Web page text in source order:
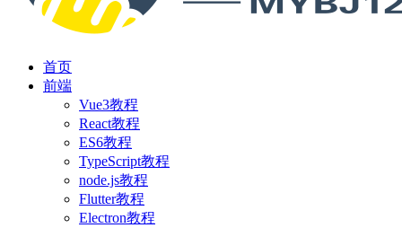
首页
前端
Vue3教程
React教程
ES6教程
TypeScript教程
node.js教程
Flutter教程
Electron教程